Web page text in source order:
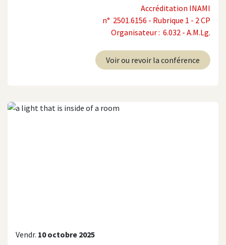
Accréditation INAMI
n° 2501.6156 - Rubrique 1 - 2 CP
Organisateur : 6.032 - A.M.Lg.
Voir ou revoir la conférence
Vendr. 10 octobre 2025